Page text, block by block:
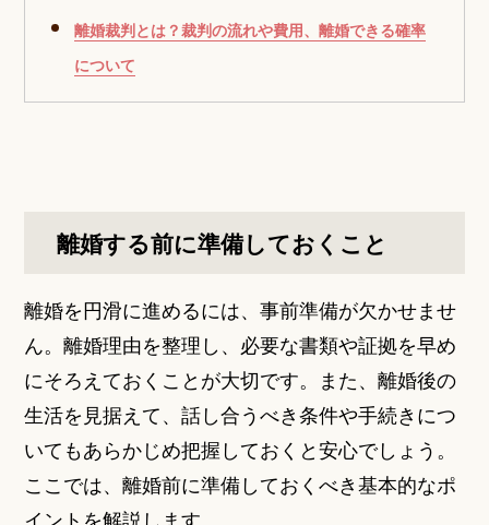
離婚裁判とは？裁判の流れや費用、離婚できる確率
について
離婚する前に準備しておくこと
離婚を円滑に進めるには、事前準備が欠かせませ
ん。離婚理由を整理し、必要な書類や証拠を早め
にそろえておくことが大切です。また、離婚後の
生活を見据えて、話し合うべき条件や手続きにつ
いてもあらかじめ把握しておくと安心でしょう。
ここでは、離婚前に準備しておくべき基本的なポ
イントを解説します。